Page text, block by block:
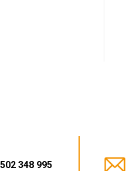
348 995